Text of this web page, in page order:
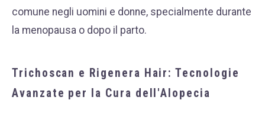
comune negli uomini e donne, specialmente durante
la menopausa o dopo il parto.
Trichoscan e Rigenera Hair: Tecnologie
Avanzate per la Cura dell'Alopecia